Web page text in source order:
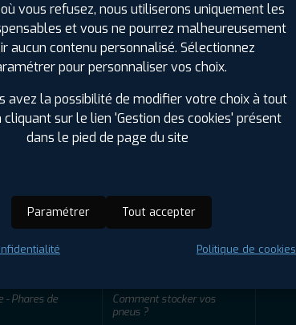
Offres d'emploi FAQ
- Phares de
Comment stocker vos
pneus ?
vous refusez, nous utiliserons uniquement les
et vous ne pourrez malheureusement
aucun contenu personnalisé. Sélectionnez
pour personnaliser vos choix.
avez la possibilité de modifier votre choix à tout
sur le lien 'Gestion des cookies' présent
dans le pied de page du site
Paramétrer Tout accepter
Politique de cookies